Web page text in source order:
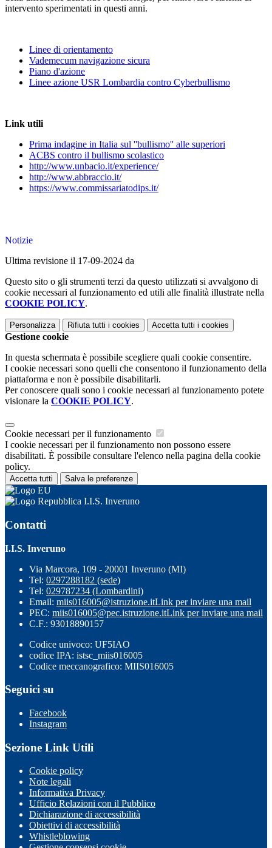
intervento sperimentati in questi anni.
Linee di orientamento
Vademecum navigazione sicura
Piano d'azione
Linee azione USR Lombardia contro Cyberbullismo
Link utili
Prima indagine in Italia sul ''bullismo'' alle superiori
ACBS contro il bullismo scolastico
http://www.unbacio.it/experience/
http://www.abbraccio.it/
https://www.commissariatodips.it/
Notizie
Ultima revisione il 17-09-2024 da
Questo sito o gli strumenti terzi da questo utilizzati si avvalgono di
cookie necessari al funzionamento ed utili alle finalità illustrate nella
COOKIE POLICY.
Personalizza Rifiuta tutti i cookies Accetta tutti i cookies
Gestione cookie
In questa schermata è possibile scegliere quali cookie consentire.
I cookie necessari sono quelli che consentono il funzionamento della
piattaforma e non è possibile disabilitarli.
Per conoscere quali sono i cookie necessari al funzionamento potete
visionare la COOKIE POLICY.
Cookie necessari per il funzionamento
I cookie necessari per il funzionamento non possono essere
disabilitati. È possibile consultare l'elenco nella pagina della cookie
policy.
Accetta tutti Salva le preferenze
I.I.S. Inveruno
Contatti
I.I.S. Inveruno
Via Marcora, 109 - 20001 Inveruno (MI)
Tel: 0297288182 (sede)
Tel: 029787234 (Lombardini)
Email: miis016005@istruzione.itLink per inviare una mail
PEC: miis016005@pec.istruzione.itLink per inviare una mail
C.F.: 93018890157
Codice univoco: UF5IAO
codice IPA: istsc_miis016005
Codice meccanografico: MIIS016005
Seguici su
Facebook
Instagram
Sezione Link Utili
Cookie policy
Note legali
Informativa Privacy
Ufficio Relazioni con il Pubblico
Dichiarazione di accessibilità
Obiettivi di accessibilità
Whistleblowing